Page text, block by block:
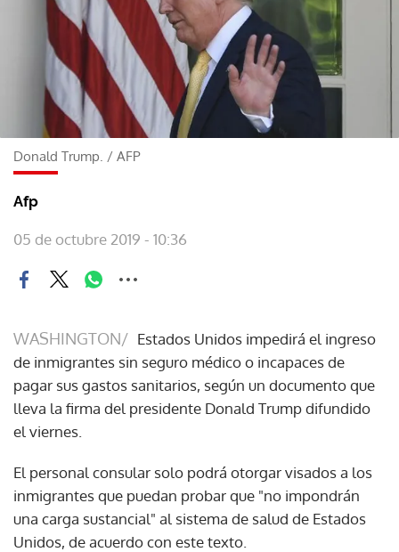
Donald Trump. / AFP
Afp
05 de octubre 2019 - 10:36
WASHINGTON/ Estados Unidos impedirá el ingreso
de inmigrantes sin seguro médico o incapaces de
pagar sus gastos sanitarios, según un documento que
lleva la firma del presidente Donald Trump difundido
el viernes.
El personal consular solo podrá otorgar visados a los
inmigrantes que puedan probar que "no impondrán
una carga sustancial" al sistema de salud de Estados
Unidos, de acuerdo con este texto.